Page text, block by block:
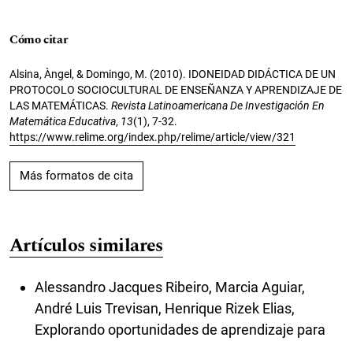
Cómo citar
Alsina, Àngel, & Domingo, M. (2010). IDONEIDAD DIDÁCTICA DE UN
PROTOCOLO SOCIOCULTURAL DE ENSEÑANZA Y APRENDIZAJE DE
LAS MATEMÁTICAS. Revista Latinoamericana De Investigación En
Matemática Educativa, 13(1), 7-32.
https://www.relime.org/index.php/relime/article/view/321
Más formatos de cita
Artículos similares
Alessandro Jacques Ribeiro, Marcia Aguiar,
André Luis Trevisan, Henrique Rizek Elias,
Explorando oportunidades de aprendizaje para